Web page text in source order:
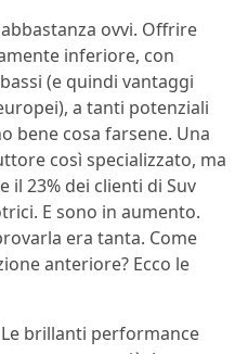
ovvi. Offrire
inferiore, con
(e quindi vantaggi
a tanti potenziali
bene cosa farsene. Una
così specializzato, ma
il 23% dei clienti di Suv
E sono in aumento.
era tanta. Come
anteriore? Ecco le
Le brillanti performance